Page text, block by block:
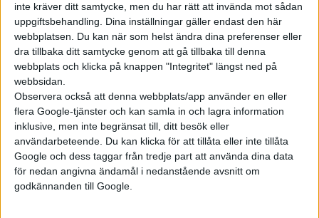
inte kräver ditt samtycke, men du har rätt att invända mot sådan
uppgiftsbehandling. Dina inställningar gäller endast den här
webbplatsen. Du kan när som helst ändra dina preferenser eller
dra tillbaka ditt samtycke genom att gå tillbaka till denna
webbplats och klicka på knappen "Integritet" längst ned på
webbsidan.
Observera också att denna webbplats/app använder en eller
flera Google-tjänster och kan samla in och lagra information
inklusive, men inte begränsat till, ditt besök eller
användarbeteende. Du kan klicka för att tillåta eller inte tillåta
Google och dess taggar från tredje part att använda dina data
för nedan angivna ändamål i nedanstående avsnitt om
godkännanden till Google.
Mest lästa
5 aug 2026
Uppgift: då kommer Volvos nya eldrivna volymmodell EX50
5 aug 2026
Så räddar solceller tillverkningen av BMW iX3
6 aug 2026
Nu även Byd – då vill jätten tillverka solid state-batterier
5 aug 2026
Krönika: Laddningen blir dyrare i höst – grön energi enda
räddningen